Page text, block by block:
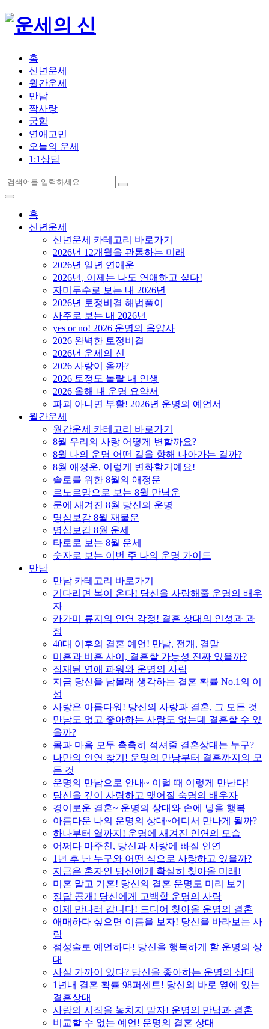
홈
신년운세
월간운세
만남
짝사랑
궁합
연애고민
오늘의 운세
1:1상담
홈
신년운세
신년운세 카테고리 바로가기
2026년 12개월을 관통하는 미래
2026년 일년 연애운
2026년, 이제는 나도 연애하고 싶다!
자미두수로 보는 내 2026년
2026년 토정비결 해법풀이
사주로 보는 내 2026년
yes or no! 2026 운명의 음양사
2026 완벽한 토정비결
2026년 운세의 신
2026 사랑이 올까?
2026 토정도 놀랄 내 인생
2026 올해 내 운명 요약서
파괴 아니면 부활! 2026년 운명의 예언서
월간운세
월간운세 카테고리 바로가기
8월 우리의 사랑 어떻게 변할까요?
8월 나의 운명 어떤 길을 향해 나아가는 걸까?
8월 애정운, 이렇게 변화할거예요!
솔로를 위한 8월의 애정운
르노르망으로 보는 8월 만남운
룬에 새겨진 8월 당신의 운명
명심보감 8월 재물운
명심보감 8월 운세
타로로 보는 8월 운세
숫자로 보는 이번 주 나의 운명 가이드
만남
만남 카테고리 바로가기
기다리면 복이 온다! 당신을 사랑해줄 운명의 배우
자
카가미 류지의 인연 감정! 결혼 상대의 인성과 과
정
40대 이후의 결혼 예언! 만남, 전개, 결말
미혼과 비혼 사이, 결혼할 가능성 진짜 있을까?
잠재된 연애 파워와 운명의 사람
지금 당신을 남몰래 생각하는 결혼 확률 No.1의 이
성
사랑은 아름다워! 당신의 사랑과 결혼, 그 모든 것
만남도 없고 좋아하는 사람도 없는데 결혼할 수 있
을까?
몸과 마음 모두 촉촉히 적셔줄 결혼상대는 누구?
나만의 인연 찾기! 운명의 만남부터 결혼까지의 모
든 것
운명의 만남으로 안내~ 이럴 때 이렇게 만난다!
당신을 깊이 사랑하고 맺어질 숙명의 배우자
경이로운 결혼~ 운명의 상대와 손에 넣을 행복
아름다운 나의 운명의 상대~어디서 만나게 될까?
하나부터 열까지! 운명에 새겨진 인연의 모습
어쩌다 마주친, 당신과 사랑에 빠질 인연
1년 후 난 누구와 어떤 식으로 사랑하고 있을까?
지금은 혼자인 당신에게 확실히 찾아올 미래!
미혼 말고 기혼! 당신의 결혼 운명도 미리 보기
정답 공개! 당신에게 고백할 운명의 사람
이제 만나러 갑니다! 드디어 찾아올 운명의 결혼
애매하다 싶으면 이름을 보자! 당신을 바라보는 사
람
점성술로 예언하다! 당신을 행복하게 할 운명의 상
대
사실 가까이 있다? 당신을 좋아하는 운명의 상대
1년내 결혼 확률 98퍼센트! 당신의 바로 옆에 있는
결혼상대
사랑의 시작을 놓치지 말자! 운명의 만남과 결혼
비교할 수 없는 예언! 운명의 결혼 상대